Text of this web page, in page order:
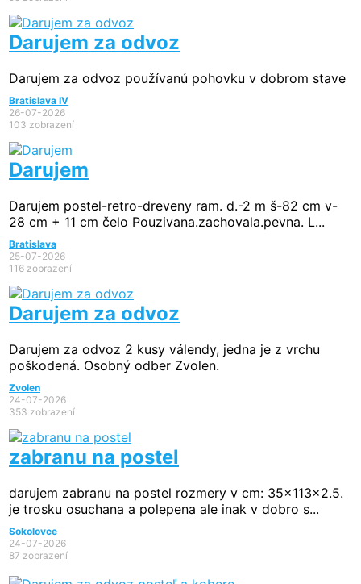
Darujem za odvoz
Darujem za odvoz používanú pohovku v dobrom stave
Bratislava IV
26-07-2026
103 zobrazení
Darujem
Darujem postel-retro-dreveny ram. d.-2 m š-82 cm v-
28 cm + 11 cm čelo Pouzivana.zachovala.pevna. L...
Bratislava
25-07-2026
116 zobrazení
Darujem za odvoz
Darujem za odvoz 2 kusy válendy, jedna je z vrchu
poškodená. Osobný odber Zvolen.
Zvolen
24-07-2026
353 zobrazení
zabranu na postel
darujem zabranu na postel rozmery v cm: 35x113x2.5.
je trosku osuchana a polepena ale inak v dobro s...
Sokolovce
24-07-2026
87 zobrazení